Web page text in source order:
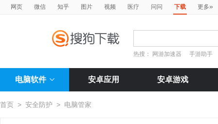
网页 微信 知乎 图片 视频 医疗 问问 下载 更多»
热搜： 网游加速器 手游助手
电脑软件 安卓应用 安卓游戏
首页 > 安全防护 > 电脑管家